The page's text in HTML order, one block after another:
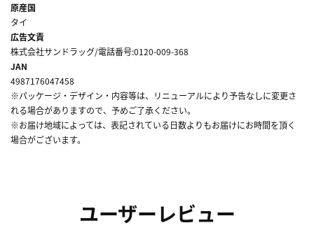
原産国
タイ
広告文責
株式会社サンドラッグ/電話番号:0120-009-368
JAN
4987176047458
※パッケージ・デザイン・内容等は、リニューアルにより予告なしに変更さ
れる場合がありますので、予めご了承ください。
※お届け地域によっては、表記されている日数よりもお届けにお時間を頂く
場合がございます。
ユーザーレビュー